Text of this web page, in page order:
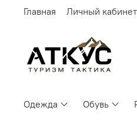
Главная Личный кабинет
Одежда Обувь